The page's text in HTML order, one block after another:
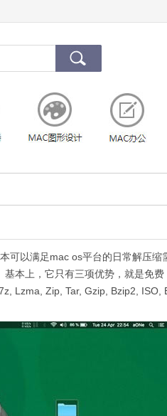
以满足mac os平台的日常解压缩
本上，它只有三项优势，就是免费
Lzma, Zip, Tar, Gzip, Bzip2, ISO,